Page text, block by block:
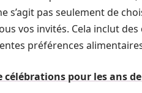
s’agit pas seulement de
vos invités. Cela inclut
préférences
célébrations pour les ans